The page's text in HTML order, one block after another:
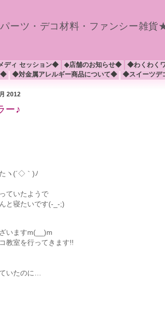
ーツ・デコ材料・ファンシー雑貨
ディ セッション◆ ◆店舗のお知らせ◆ ◆わくわく
◆ ◆対金属アレルギー商品について◆ ◆スイーツデ
2012
ー♪
ヽ(´◇｀)ﾉ
ていたようで
と寝たいです(-_-;)
いますm(__)m
教室を行ってきます!!
いたのに…